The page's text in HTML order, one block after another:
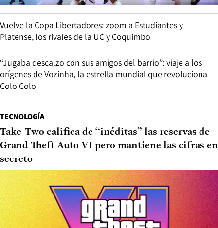
Vuelve la Copa Libertadores: zoom a Estudiantes y
Platense, los rivales de la UC y Coquimbo
“Jugaba descalzo con sus amigos del barrio”: viaje a los
orígenes de Vozinha, la estrella mundial que revoluciona
Colo Colo
TECNOLOGÍA
Take-Two califica de “inéditas” las reservas de
Grand Theft Auto VI pero mantiene las cifras en
secreto